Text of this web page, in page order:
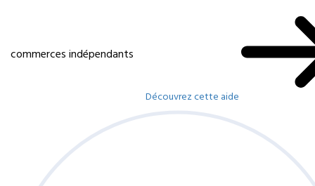
commerces indépendants
Découvrez cette aide